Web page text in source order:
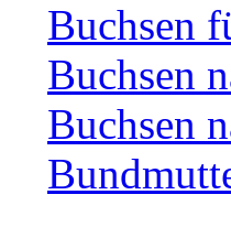
Buchsen
Buchsen
Buchsen